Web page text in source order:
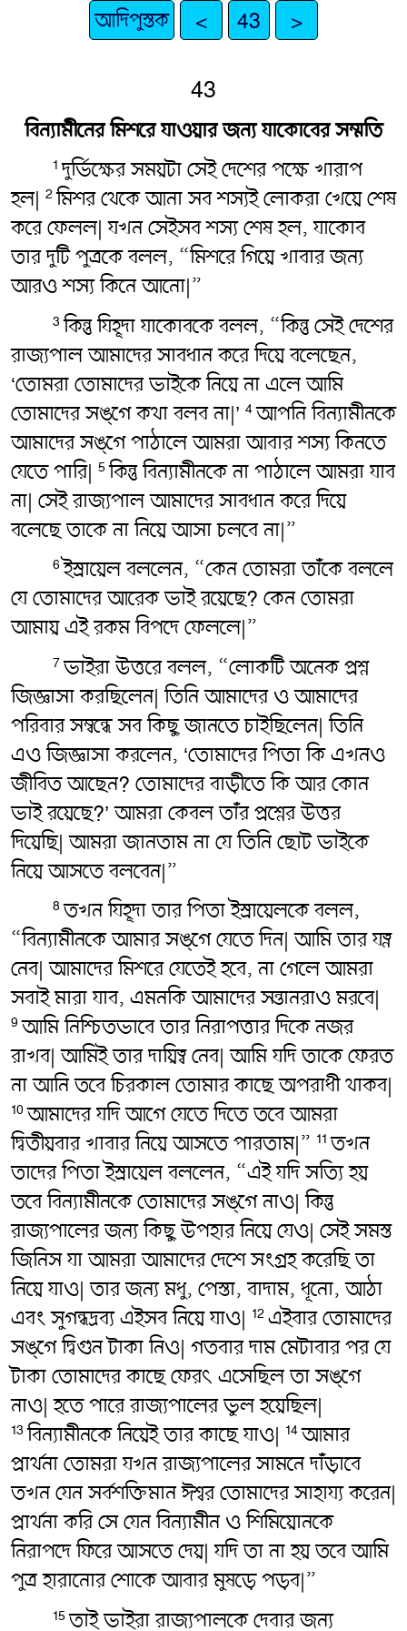
আদিপুস্তক < 43 >
43
বিন্যামীনের মিশরে যাওয়ার জন্য যাকোবের সম্মতি
1দুর্ভিক্ষের সময়টা সেই দেশের পক্ষে খারাপ
হল| 2মিশর থেকে আনা সব শস্যই লোকরা খেয়ে শেষ
করে ফেলল| যখন সেইসব শস্য শেষ হল, যাকোব
তার দুটি পুত্রকে বলল, “মিশরে গিয়ে খাবার জন্য
আরও শস্য কিনে আনো|”
3কিন্তু যিহূদা যাকোবকে বলল, “কিন্তু সেই দেশের
রাজ্যপাল আমাদের সাবধান করে দিয়ে বলেছেন,
‘তোমরা তোমাদের ভাইকে নিয়ে না এলে আমি
তোমাদের সঙ্গে কথা বলব না|’ 4আপনি বিন্যামীনকে
আমাদের সঙ্গে পাঠালে আমরা আবার শস্য কিনতে
যেতে পারি| 5কিন্তু বিন্যামীনকে না পাঠালে আমরা যাব
না| সেই রাজ্যপাল আমাদের সাবধান করে দিয়ে
বলেছে তাকে না নিয়ে আসা চলবে না|”
6ইস্রায়েল বললেন, “কেন তোমরা তাঁকে বললে
যে তোমাদের আরেক ভাই রয়েছে? কেন তোমরা
আমায় এই রকম বিপদে ফেললে|”
7ভাইরা উত্তরে বলল, “লোকটি অনেক প্রশ্ন
জিজ্ঞাসা করছিলেন| তিনি আমাদের ও আমাদের
পরিবার সম্বন্ধে সব কিছু জানতে চাইছিলেন| তিনি
এও জিজ্ঞাসা করলেন, ‘তোমাদের পিতা কি এখনও
জীবিত আছেন? তোমাদের বাড়ীতে কি আর কোন
ভাই রয়েছে?’ আমরা কেবল তাঁর প্রশ্নের উত্তর
দিয়েছি| আমরা জানতাম না যে তিনি ছোট ভাইকে
নিয়ে আসতে বলবেন|”
8তখন যিহূদা তার পিতা ইস্রায়েলকে বলল,
“বিন্যামীনকে আমার সঙ্গে যেতে দিন| আমি তার যত্ন
নেব| আমাদের মিশরে যেতেই হবে, না গেলে আমরা
সবাই মারা যাব, এমনকি আমাদের সন্তানরাও মরবে|
9আমি নিশ্চিতভাবে তার নিরাপত্তার দিকে নজর
রাখব| আমিই তার দায়িত্ব নেব| আমি যদি তাকে ফেরত
না আনি তবে চিরকাল তোমার কাছে অপরাধী থাকব|
10আমাদের যদি আগে যেতে দিতে তবে আমরা
দ্বিতীয়বার খাবার নিয়ে আসতে পারতাম|” 11তখন
তাদের পিতা ইস্রায়েল বললেন, “এই যদি সত্যি হয়
তবে বিন্যামীনকে তোমাদের সঙ্গে নাও| কিন্তু
রাজ্যপালের জন্য কিছু উপহার নিয়ে যেও| সেই সমস্ত
জিনিস যা আমরা আমাদের দেশে সংগ্রহ করেছি তা
নিয়ে যাও| তার জন্য মধু, পেস্তা, বাদাম, ধূনো, আঠা
এবং সুগন্ধদ্রব্য এইসব নিয়ে যাও| 12 এইবার তোমাদের
সঙ্গে দ্বিগুন টাকা নিও| গতবার দাম মেটাবার পর যে
টাকা তোমাদের কাছে ফেরৎ‌ এসেছিল তা সঙ্গে
নাও| হতে পারে রাজ্যপালের ভুল হয়েছিল|
13বিন্যামীনকে নিয়েই তার কাছে যাও| 14আমার
প্রার্থনা তোমরা যখন রাজ্যপালের সামনে দাঁড়াবে
তখন যেন সর্বশক্তিমান ঈশ্বর তোমাদের সাহায্য করেন|
প্রার্থনা করি সে যেন বিন্যামীন ও শিমিয়োনকে
নিরাপদে ফিরে আসতে দেয়| যদি তা না হয় তবে আমি
পুত্র হারানোর শোকে আবার মুষড়ে পড়ব|”
15তাই ভাইরা রাজ্যপালকে দেবার জন্য